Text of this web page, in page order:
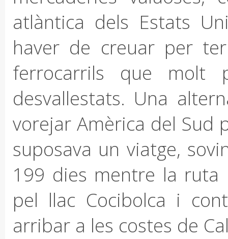
atlàntica dels Estats
haver de creuar per
ferrocarrils que molt
desvallestats. Una
vorejar Amèrica del Sud
suposava un viatge,
199 dies mentre la ruta
pel llac Cocibolca i
arribar a les costes de